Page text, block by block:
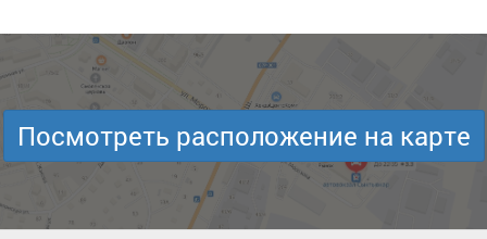
Посмотреть расположение на карте